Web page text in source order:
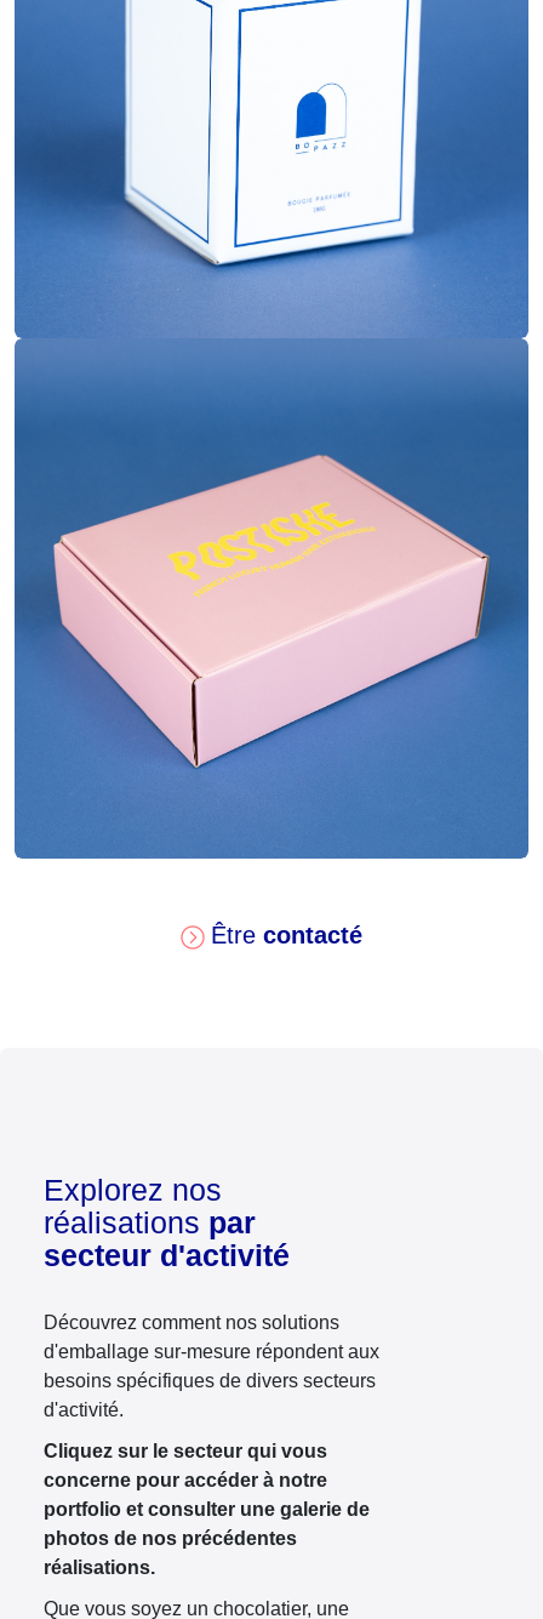
Impression
Quadrichromie
Pelliculage mat
25x20x7.5
Impression
2 couleurs
Finitions
Pelliculage mat
Être contacté
Explorez nos
réalisations par
secteur d'activité
Découvrez comment nos solutions
d'emballage sur-mesure répondent aux
besoins spécifiques de divers secteurs
d'activité.
Cliquez sur le secteur qui vous
concerne pour accéder à notre
portfolio et consulter une galerie de
photos de nos précédentes
réalisations.
Que vous soyez un chocolatier, une